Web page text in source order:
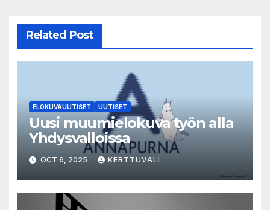
Related Post
ELOKUVAUUTISET UUTISET
Uusi muumielokuva työn alla
Yhdysvalloissa
OCT 6, 2025 KERTTUVALI